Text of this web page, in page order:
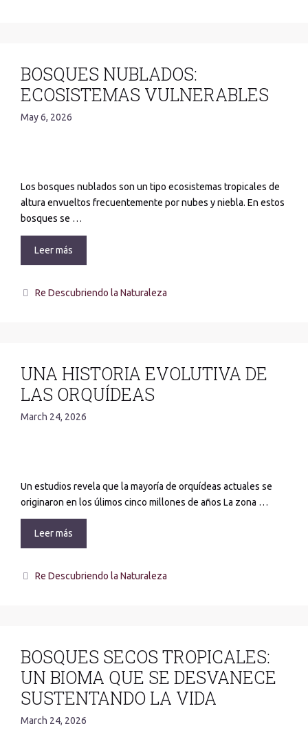
BOSQUES NUBLADOS:
ECOSISTEMAS VULNERABLES
May 6, 2026
Los bosques nublados son un tipo ecosistemas tropicales de
altura envueltos frecuentemente por nubes y niebla. En estos
bosques se …
Leer más
Re Descubriendo la Naturaleza
UNA HISTORIA EVOLUTIVA DE
LAS ORQUÍDEAS
March 24, 2026
Un estudios revela que la mayoría de orquídeas actuales se
originaron en los úlimos cinco millones de años La zona …
Leer más
Re Descubriendo la Naturaleza
BOSQUES SECOS TROPICALES:
UN BIOMA QUE SE DESVANECE
SUSTENTANDO LA VIDA
March 24, 2026